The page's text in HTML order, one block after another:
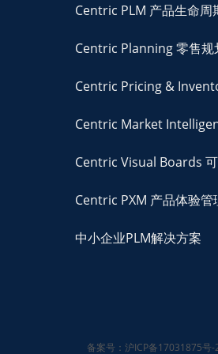
Centric PLM 产品生命周
Centric Planning 零售规
Centric Pricing &
Centric Market
Centric Visual Boards
Centric PXM 产品体验管
中小企业PLM解决方案
备案号：沪ICP备17031875号-